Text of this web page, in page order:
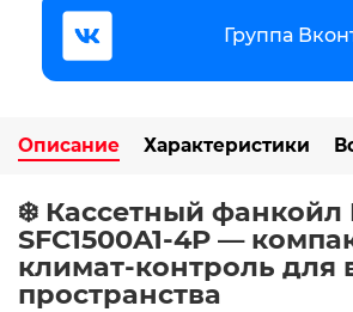
Группа
Описание Характеристики
❄️ Кассетный фанкойл
SFC1500A1-4P —
климат-контроль для
пространства